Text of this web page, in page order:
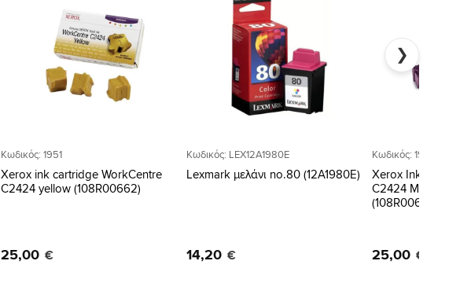
Κωδικός: 1951
Xerox ink cartridge WorkCentre
C2424 yellow (108R00662)
25,00 €
Κωδικός: LEX12A1980E
Lexmark μελάνι no.80 (12A1980E)
14,20 €
Κωδικός: 1950
Xerox Ink
C2424 Magenta
25,00 €
❯